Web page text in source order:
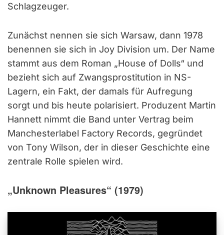
Schlagzeuger.
Zunächst nennen sie sich Warsaw, dann 1978
benennen sie sich in Joy Division um. Der Name
stammt aus dem Roman „House of Dolls“ und
bezieht sich auf Zwangsprostitution in NS-
Lagern, ein Fakt, der damals für Aufregung
sorgt und bis heute polarisiert. Produzent Martin
Hannett nimmt die Band unter Vertrag beim
Manchesterlabel Factory Records, gegründet
von Tony Wilson, der in dieser Geschichte eine
zentrale Rolle spielen wird.
„Unknown Pleasures“ (1979)